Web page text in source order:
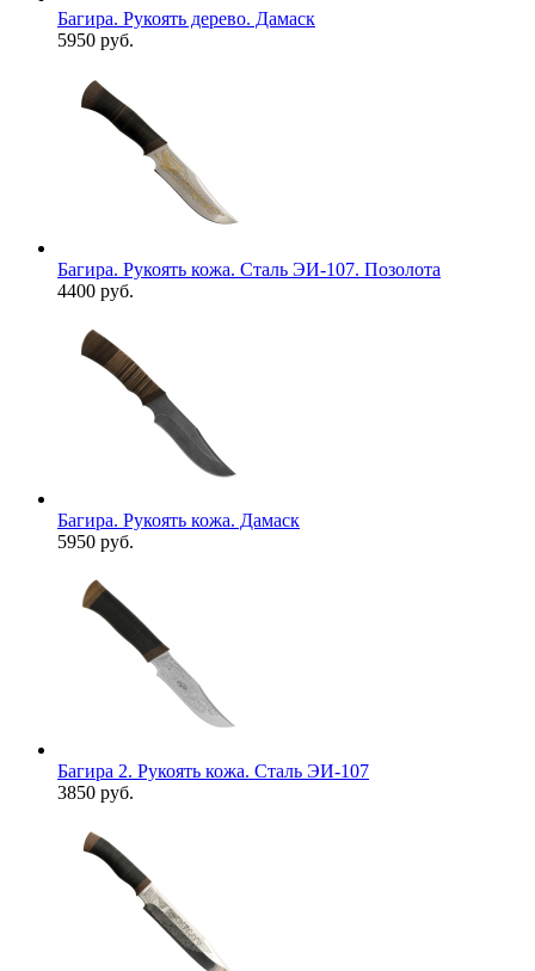
Багира. Рукоять дерево. Дамаск
5950 руб.
Багира. Рукоять кожа. Сталь ЭИ-107. Позолота
4400 руб.
Багира. Рукоять кожа. Дамаск
5950 руб.
Багира 2. Рукоять кожа. Сталь ЭИ-107
3850 руб.